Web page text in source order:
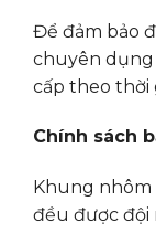
Để đảm bảo
chuyên dụng
cấp theo thời
Chính sách
Khung nhôm
đều được đội